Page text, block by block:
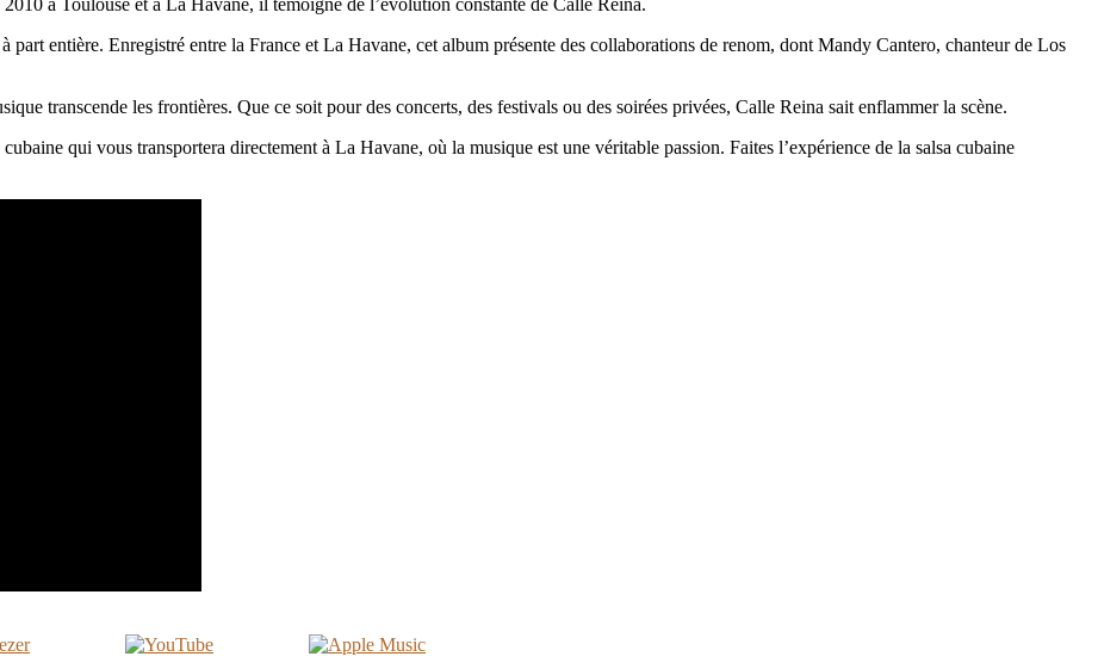
2010 à Toulouse et à La Havane, il témoigne de l’évolution constante de Calle Reina.
part entière. Enregistré entre la France et La Havane, cet album présente des collaborations de renom, dont Mandy Cantero, chanteur de Los
transcende les frontières. Que ce soit pour des concerts, des festivals ou des soirées privées, Calle Reina sait enflammer la scène.
qui vous transportera directement à La Havane, où la musique est une véritable passion. Faites l’expérience de la salsa cubaine